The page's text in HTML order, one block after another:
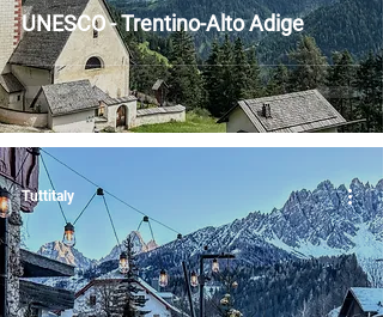
UNESCO - Trentino-Alto Adige
Tuttitaly